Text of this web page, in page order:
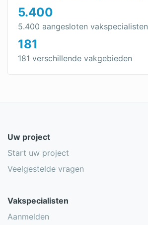
5.400
5.400 aangesloten vakspecialisten
181
181 verschillende vakgebieden
Uw project
Start uw project
Veelgestelde vragen
Vakspecialisten
Aanmelden